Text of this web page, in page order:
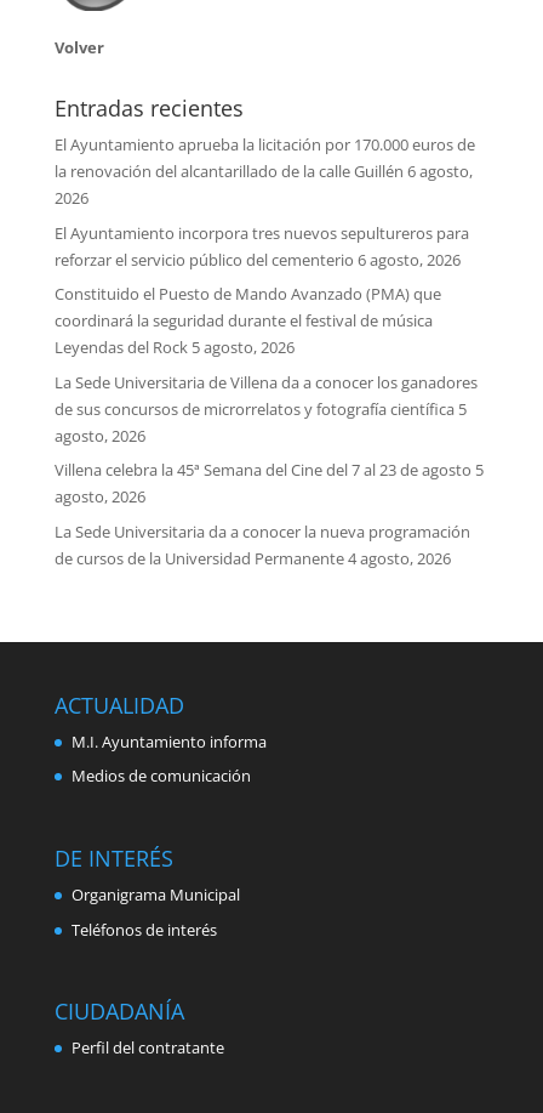
Volver
Entradas recientes
El Ayuntamiento aprueba la licitación por 170.000 euros de
la renovación del alcantarillado de la calle Guillén 6 agosto,
2026
El Ayuntamiento incorpora tres nuevos sepultureros para
reforzar el servicio público del cementerio 6 agosto, 2026
Constituido el Puesto de Mando Avanzado (PMA) que
coordinará la seguridad durante el festival de música
Leyendas del Rock 5 agosto, 2026
La Sede Universitaria de Villena da a conocer los ganadores
de sus concursos de microrrelatos y fotografía científica 5
agosto, 2026
Villena celebra la 45ª Semana del Cine del 7 al 23 de agosto 5
agosto, 2026
La Sede Universitaria da a conocer la nueva programación
de cursos de la Universidad Permanente4 agosto, 2026
ACTUALIDAD
M.I. Ayuntamiento informa
Medios de comunicación
DE INTERÉS
Organigrama Municipal
Teléfonos de interés
CIUDADANÍA
Perfil del contratante